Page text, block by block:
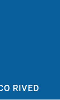
RIVED